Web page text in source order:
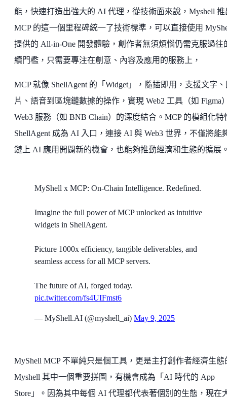
能，快速打造出強大的 AI 代理，從技術面來說，Myshell 推
MCP 的這一個里程碑統一了技術標準，可以直接使用
提供的 All-in-One 開發體驗，創作者無須煩惱仍需克服過往
續門檻，只需要專注在創意、內容及應用的服務上，
MCP 就像 ShellAgent 的「Widget」，隨插即用，支援文字
片、語音到區塊鏈數據的操作，實現 Web2 工具（如 Figma
Web3 服務（如 BNB Chain）的深度結合。MCP 的模組化特
ShellAgent 成為 AI 入口，連接 AI 與 Web3 世界，不僅將能
鏈上 AI 應用開闢新的機會，也能夠推動經濟和生態的擴展
MyShell x MCP: On-Chain Intelligence. Redefined.
Imagine the full power of MCP unlocked as intuitive
widgets in ShellAgent.
Picture 1000x efficiency, tangible deliverables, and
seamless access for all MCP servers.
The future of AI, forged today.
pic.twitter.com/fs4UIFmst6
— MyShell.AI (@myshell_ai) May 9, 2025
MyShell MCP 不單純只是個工具，更是主打創作者經濟生態
Myshell 其中一個重要拼圖，有機會成為「AI 時代的 App
Store」。因為其中每個 AI 代理都代表著個別的生態，現在